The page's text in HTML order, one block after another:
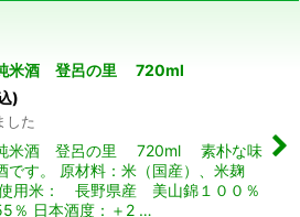
絞り込む
米酒 登呂の里 720ml
)
した
米酒 登呂の里 720ml 素朴な味
です。 原材料：米（国産）、米麹
使用米： 長野県産 美山錦１００％
％ 日本酒度：＋2 …